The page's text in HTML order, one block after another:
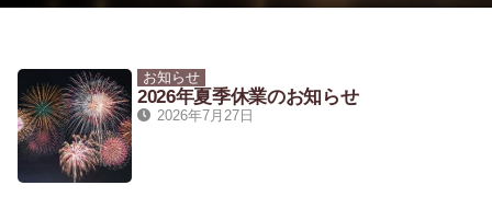
お知らせ
2026年夏季休業のお知らせ
2026年7月27日